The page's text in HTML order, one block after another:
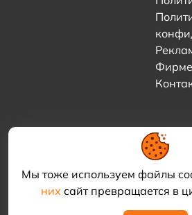
Мы тоже используем файлы
нихсайт превращается в